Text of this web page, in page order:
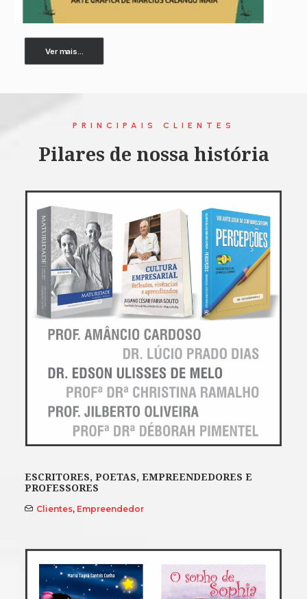
Ver mais...
PRINCIPAIS CLIENTES
Pilares de nossa história
ESCRITORES, POETAS, EMPREENDEDORES E
PROFESSORES
Clientes, Empreendedor